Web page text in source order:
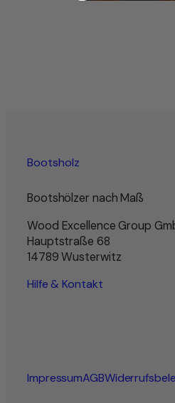
Bootsholz
Bootshölzer nach Maß
Wood Excellence Group
Hauptstraße 68
14789 Wusterwitz
Hilfe & Kontakt
ImpressumAGB